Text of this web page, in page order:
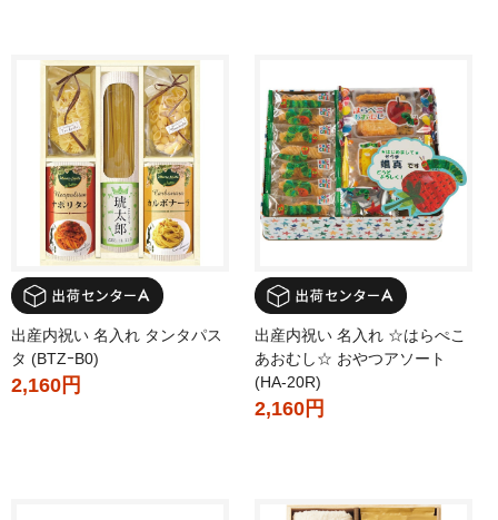
出産内祝い 名入れ タンタパス
タ (BTZｰB0)
2,160円
出産内祝い 名入れ ☆はらぺこ
あおむし☆ おやつアソート
(HA-20R)
2,160円